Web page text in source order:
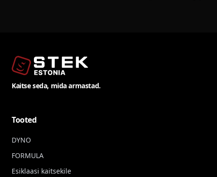
Kaitse seda, mida armastad.
Tooted
DYNO
FORMULA
Esiklaasi kaitsekile